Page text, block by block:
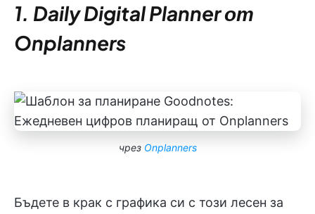
1. Daily Digital Planner от
Onplanners
чрез Onplanners
Бъдете в крак с графика си с този лесен за